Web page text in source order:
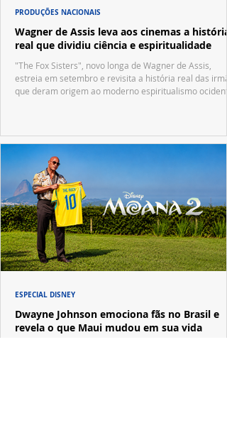
Wagner de Assis leva aos cinemas a história
real que dividiu ciência e espiritualidade
"The Fox Sisters", novo longa de Wagner de Assis,
estreia em setembro e revisita a história real das
que deram origem ao moderno espiritualismo
PRODUÇÕES NACIONAIS
Dwayne Johnson emociona fãs no Brasil e
revela o que Maui mudou em sua vida
ESPECIAL DISNEY